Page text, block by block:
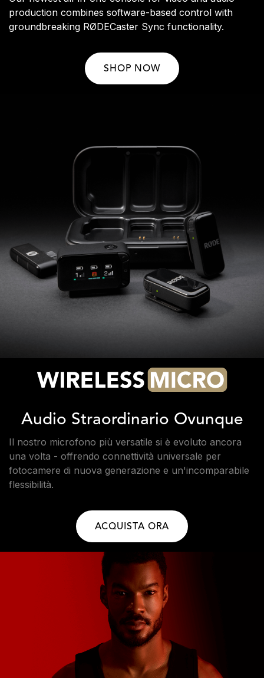
production combines software-based control with
groundbreaking RØDECaster Sync functionality.
SHOP NOW
Audio Straordinario Ovunque
Il nostro microfono più versatile si è evoluto ancora
una volta - offrendo connettività universale per
fotocamere di nuova generazione e un'incomparabile
flessibilità.
ACQUISTA ORA